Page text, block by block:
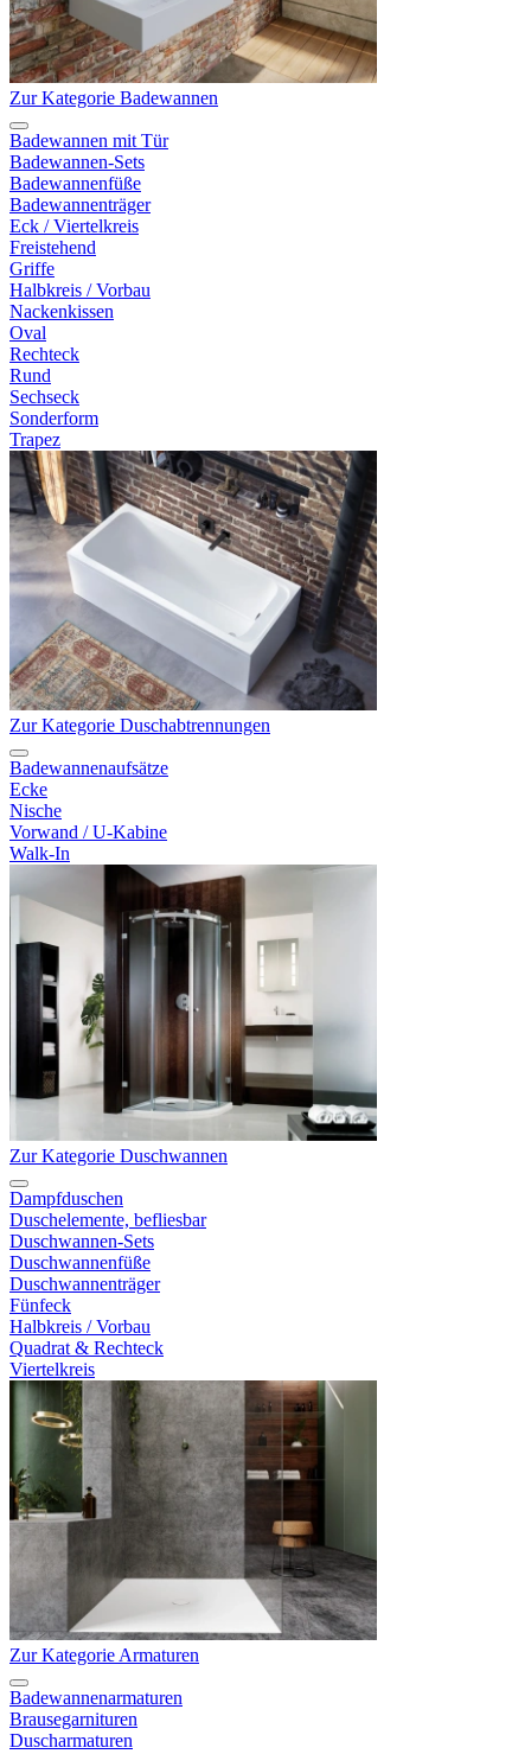
Zur Kategorie Badewannen
Badewannen mit Tür
Badewannen-Sets
Badewannenfüße
Badewannenträger
Eck / Viertelkreis
Freistehend
Griffe
Halbkreis / Vorbau
Nackenkissen
Oval
Rechteck
Rund
Sechseck
Sonderform
Trapez
Zur Kategorie Duschabtrennungen
Badewannenaufsätze
Ecke
Nische
Vorwand / U-Kabine
Walk-In
Zur Kategorie Duschwannen
Dampfduschen
Duschelemente, befliesbar
Duschwannen-Sets
Duschwannenfüße
Duschwannenträger
Fünfeck
Halbkreis / Vorbau
Quadrat & Rechteck
Viertelkreis
Zur Kategorie Armaturen
Badewannenarmaturen
Brausegarnituren
Duscharmaturen